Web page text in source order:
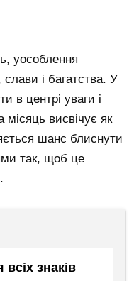
уособлення
слави і багатства. У
в центрі уваги і
місяць висвічує як
шанс блиснути
так, щоб це
знаків